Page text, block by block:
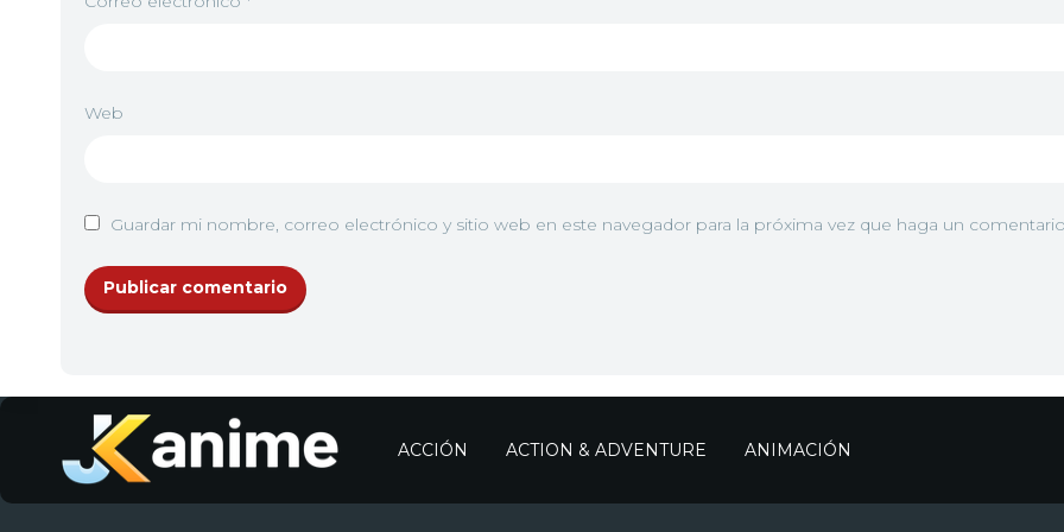
Web
Guardar mi nombre, correo electrónico y sitio web en este navegador para la próxima vez que haga un
ACCIÓN ACTION & ADVENTURE ANIMACIÓN